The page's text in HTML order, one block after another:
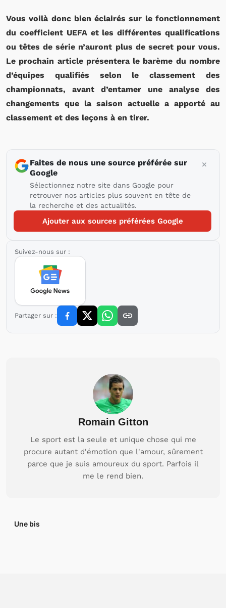
Vous voilà donc bien éclairés sur le fonctionnement
du coefficient UEFA et les différentes qualifications
ou têtes de série n’auront plus de secret pour vous.
Le prochain article présentera le barème du nombre
d’équipes qualifiés selon le classement des
championnats, avant d’entamer une analyse des
changements que la saison actuelle a apporté au
classement et des leçons à en tirer.
Faites de nous une source préférée sur
Google
Sélectionnez notre site dans Google pour
retrouver nos articles plus souvent en tête de
la recherche et des actualités.
Ajouter aux sources préférées Google
Suivez-nous sur :
Partager sur :
Romain Gitton
Le sport est la seule et unique chose qui me
procure autant d'émotion que l'amour, sûrement
parce que je suis amoureux du sport. Parfois il
me le rend bien.
Une bis